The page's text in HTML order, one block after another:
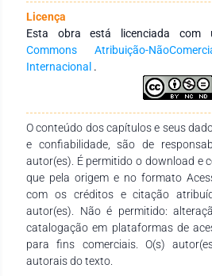
estandarización y la
educativos. En conclusión, los
consolidado como herramientas
gerencial, pero su
estructura pedagógica y la
esencial seguir investigando su
universidades.
Licença
Esta obra está licenciada com
Commons Atribuição-
Internacional .
O conteúdo dos capítulos e seus
e confiabilidade, são de
autor(es). É permitido o download e
que pela origem e no formato
com os créditos e citação
autor(es). Não é permitido:
catalogação em plataformas de
para fins comerciais. O(s)
autorais do texto.